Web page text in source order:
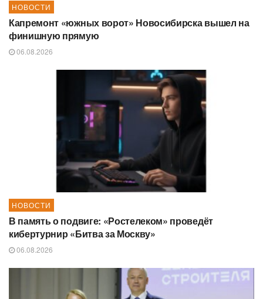
НОВОСТИ
Капремонт «южных ворот» Новосибирска вышел на
финишную прямую
06.08.2026
НОВОСТИ
В память о подвиге: «Ростелеком» проведёт
кибертурнир «Битва за Москву»
06.08.2026